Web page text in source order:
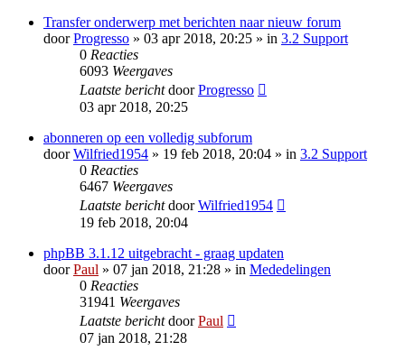
Transfer onderwerp met berichten naar nieuw forum
doorProgresso » 03 apr 2018, 20:25 » in 3.2 Support
0 Reacties
6093 Weergaves
Laatste berichtdoorProgresso
03 apr 2018, 20:25
abonneren op een volledig subforum
doorWilfried1954 » 19 feb 2018, 20:04 » in 3.2 Support
0 Reacties
6467 Weergaves
Laatste berichtdoorWilfried1954
19 feb 2018, 20:04
phpBB 3.1.12 uitgebracht - graag updaten
doorPaul » 07 jan 2018, 21:28 » in Mededelingen
0 Reacties
31941 Weergaves
Laatste berichtdoorPaul
07 jan 2018, 21:28